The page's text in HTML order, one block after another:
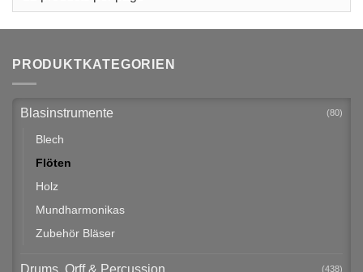
PRODUKTKATEGORIEN
Blasinstrumente (80)
Blech
Flöten
Holz
Mundharmonikas
Zubehör Bläser
(438)